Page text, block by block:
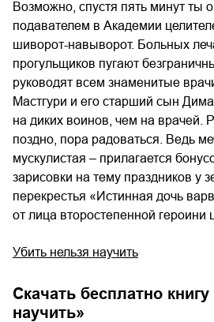
Возможно, спустя пять минут ты
подавателем в Академии
шиворот-навыворот. Больных
прогульщиков пугают
руководят всем знаменитые
Мастгури и его старший сын
на диких воинов, чем на врачей.
поздно, пора радоваться. Ведь
мускулистая – прилагается
зарисовки на тему праздников у
перекрестья «Истинная дочь
от лица второстепенной героини
Убить нельзя научить
Скачать бесплатно книгу
научить»